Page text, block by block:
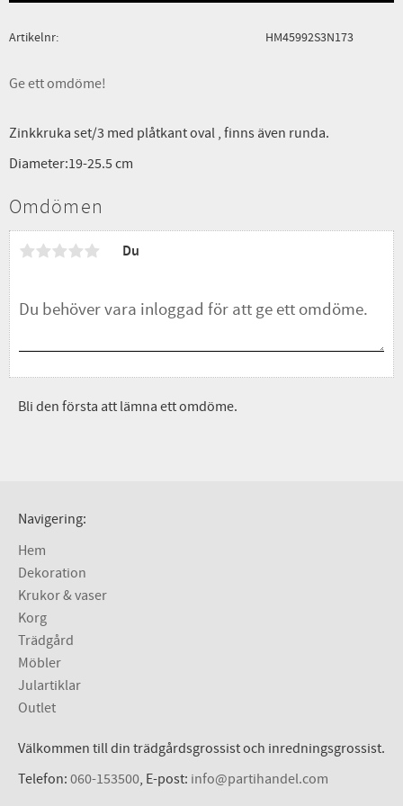
Artikelnr HM45992S3N173
Ge ett omdöme!
Zinkkruka set/3 med plåtkant oval , finns även runda.
Diameter:19-25.5 cm
Omdömen
Du
Bli den första att lämna ett omdöme.
Navigering:
Hem
Dekoration
Krukor & vaser
Korg
Trädgård
Möbler
Julartiklar
Outlet
Välkommen till din trädgårdsgrossist och inredningsgrossist.
Telefon: 060-153500, E-post: info@partihandel.com